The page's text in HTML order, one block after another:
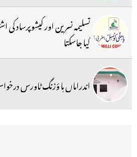
تسلیمہ نسرین اور کیشوپرساد کی
کیا جاسکتا
اندراماں ہا ؤزنگ ٹاورس